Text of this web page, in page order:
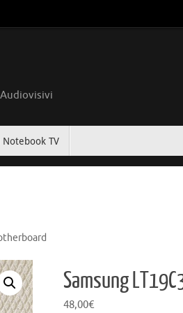
Audiovisivi
TV
Samsung
48,00€